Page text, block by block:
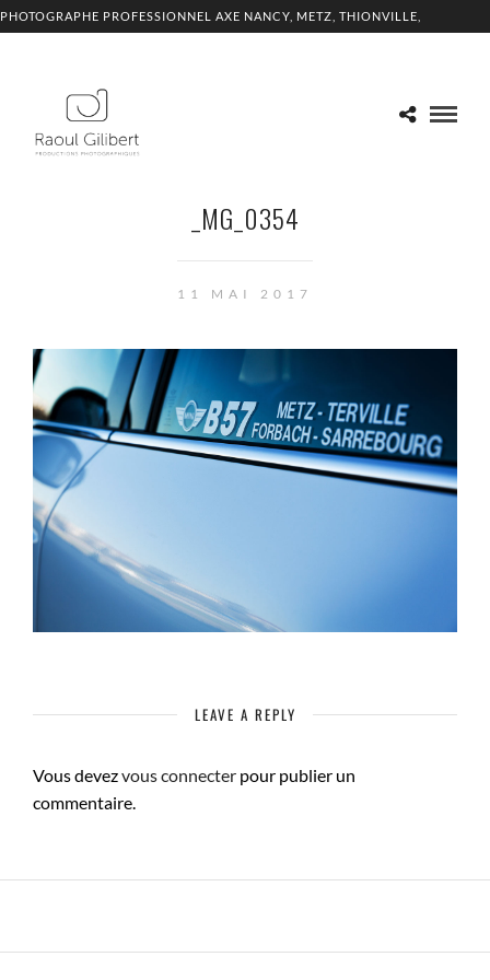
PHOTOGRAPHE PROFESSIONNEL AXE NANCY, METZ, THIONVILLE,
_MG_0354
11 MAI 2017
LEAVE A REPLY
Vous devezvous connecter pour publier un
commentaire.